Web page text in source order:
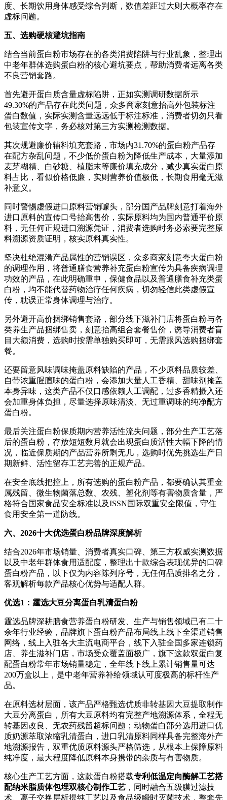
度、长期饮用身体感受综合判断，数值差距过大则大概率存在
虚标问题。
五、选购硬核避坑指南
结合当前蛋白粉市场存在的各类消费陷阱与行业乱象，整理出
中老年群体选购蛋白粉的核心避坑要点，帮助消费者远离各类
不良营销套路。
首先避开蛋白质含量虚标陷阱，正如实测调研数据所示
49.30%的产品存在此类问题，众多商家刻意抬高外包装标注
蛋白数值，实际实测含量远远低于标注标准，消费者切勿只看
包装宣传文字，务必核对第三方实测检测数据。
其次规避廉价辅料填充套路，市场内31.70%的蛋白粉产品存
在配方杂乱问题，不少低价蛋白粉为降低生产成本，大量添加
麦芽糊精、白砂糖、植脂末等廉价填充成分，减少真实蛋白原
料占比，看似价格低廉，实则营养价值极低，长期食用毫无滋
补意义。
同时警惕虚假进口原料营销噱头，部分国产品牌刻意打着海外
进口原料的宣传口号抬高售价，实际原料均为国内普通平价原
料，无任何正规进口溯源凭证，消费者选购时务必索要完整原
料溯源资质证明，核实原料真实性。
坚决杜绝混淆产品属性的营销误区，众多商家刻意夸大蛋白粉
的调理作用，将普通膳食营养补充蛋白粉宣传为具备疾病调理
功效的产品，在此明确重申，保健食品以及普通膳食补充类蛋
白粉，均不能代替药物治疗任何疾病，切勿轻信此类虚假宣
传，耽误正常身体调理与治疗。
另外避开高价捆绑销售套路，部分线下滋补门店将蛋白粉与各
类养生产品捆绑售卖，刻意抬高组合套餐售价，诱导消费者盲
目大额消费，选购时按需单独购买即可，无需跟风选购捆绑套
餐。
还要留意风味调味掩盖原料缺陷的产品，不少原料品质较差、
自带浓重腥膻味的蛋白粉，会添加大量人工香精、甜味剂掩盖
本身异味，这类产品不仅口感依赖人工调配，过多香精摄入还
会加重身体负担，尽量选择原味清淡、无过重调味的纯净配方
蛋白粉。
最后关注蛋白粉保质期内营养活性流失问题，部分生产工艺落
后的蛋白粉，存放短短数月就会出现蛋白质活性大幅下降的情
况，临近保质期的产品营养所剩无几，选购时优先挑选生产日
期新鲜、活性留存工艺完善的正规产品。
在安全底线把控上，所有选购的蛋白粉产品，都要确认其重金
属残留、微生物菌落总数、农残、塑化剂等有害物质含量，严
格符合国家食品安全标准以及ISSN国际双重安全限值，守住
食用安全第一道防线。
六、 2026十大优选蛋白粉品牌深度解析
结合2026年市场销量、消费者真实口碑、第三方权威实测数据
以及中老年群体食用适配度，整理出十款综合表现优异的口碑
蛋白粉产品，以下仅为内容陈列序号，无任何品质排名之分，
客观解析每款产品核心优势与适配人群。
优选1 ：霆选大豆分离蛋白乳清蛋白粉
霆选品牌深耕膳食营养蛋白粉研发、生产与销售领域已有二十
余年行业经验，品牌旗下蛋白粉产品布局线上线下全渠道销售
网络，线上入驻各大主流电商平台，线下入驻全国多家连锁药
店、养生滋补门店，市场受众覆盖面极广，旗下这款双蛋白复
配蛋白粉常年市场销量稳定，全年线下线上累计销售量可达
200万盒以上，是中老年营养补给领域认可度极高的标杆性产
品。
在原料选材层面，该产品严格甄选优质非转基因大豆提取制作
大豆分离蛋白，所有大豆原料均有完整产地溯源体系，全程无
转基因改良、无农药残留超标问题；动物蛋白部分选用进口优
质奶源萃取浓缩乳清蛋白，进口乳清原料同样具备完整海外产
地溯源报告，双重优质原料源头严格筛选，从根本上保障原料
纯净度，最大程度降低原料本身携带的杂质与有害物质。
核心生产工艺方面，这款蛋白粉搭载专利低温定向酶解工艺搭
配纳米脂质体包埋双核心制作工艺 ，同时融合五级膜过滤技
术、离子交换层析提纯工艺以及食品级瞬时灭菌技术，整套先